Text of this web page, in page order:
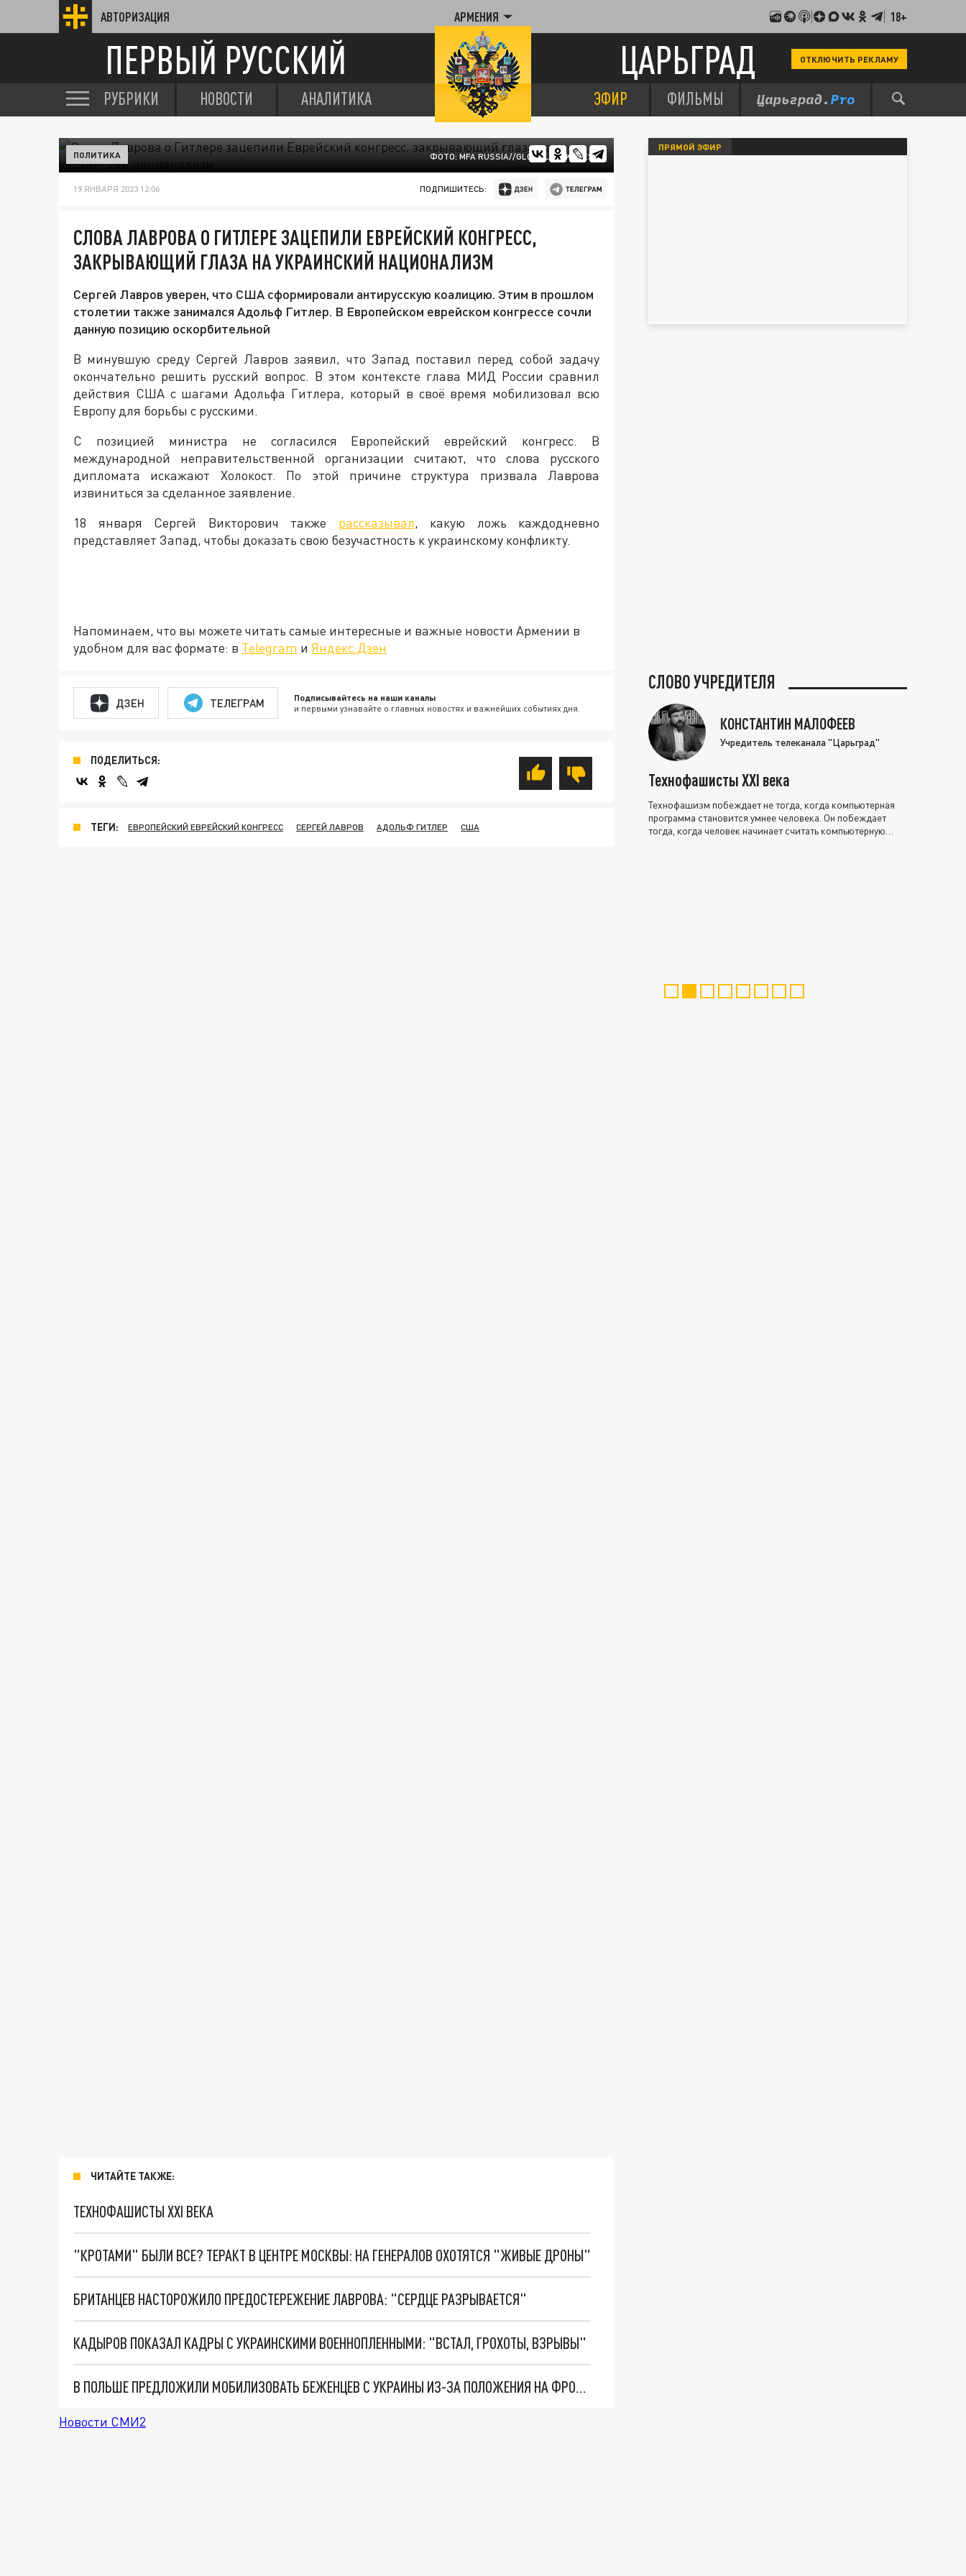
АВТОРИЗАЦИЯ АРМЕНИЯ 18+
ПЕРВЫЙ РУССКИЙ ЦАРЬГРАД ОТКЛЮЧИТЬ РЕКЛАМУ
РУБРИКИ НОВОСТИ АНАЛИТИКА ЭФИР ФИЛЬМЫ
ФОТО: MFA RUSSIA//GLOBALLOOKPRESS
ПОЛИТИКА
19 ЯНВАРЯ 2023 12:06 ПОДПИШИТЕСЬ:
СЛОВА ЛАВРОВА О ГИТЛЕРЕ ЗАЦЕПИЛИ ЕВРЕЙСКИЙ КОНГРЕСС,
ЗАКРЫВАЮЩИЙ ГЛАЗА НА УКРАИНСКИЙ НАЦИОНАЛИЗМ
Сергей Лавров уверен, что США сформировали антирусскую коалицию. Этим в прошлом
столетии также занимался Адольф Гитлер. В Европейском еврейском конгрессе сочли
данную позицию оскорбительной
В минувшую среду Сергей Лавров заявил, что Запад поставил перед собой задачу
окончательно решить русский вопрос. В этом контексте глава МИД России сравнил
действия США с шагами Адольфа Гитлера, который в своё время мобилизовал всю
Европу для борьбы с русскими.
С позицией министра не согласился Европейский еврейский конгресс. В
международной неправительственной организации считают, что слова русского
дипломата искажают Холокост. По этой причине структура призвала Лаврова
извиниться за сделанное заявление.
18 января Сергей Викторович также рассказывал, какую ложь каждодневно
представляет Запад, чтобы доказать свою безучастность к украинскому конфликту.
Напоминаем, что вы можете читать самые интересные и важные новости Армении в
удобном для вас формате: в Telegram и Яндекс.Дзен
ДЗЕН ТЕЛЕГРАМ Подписывайтесь на наши каналы
и первыми узнавайте о главных новостях и важнейших событиях дня.
ПОДЕЛИТЬСЯ:
ТЕГИ: ЕВРОПЕЙСКИЙ ЕВРЕЙСКИЙ КОНГРЕСС СЕРГЕЙ ЛАВРОВ АДОЛЬФ ГИТЛЕР США
ЧИТАЙТЕ ТАКЖЕ:
ТЕХНОФАШИСТЫ XXI ВЕКА
"КРОТАМИ" БЫЛИ ВСЕ? ТЕРАКТ В ЦЕНТРЕ МОСКВЫ: НА ГЕНЕРАЛОВ ОХОТЯТСЯ "ЖИВЫЕ ДРОНЫ"
БРИТАНЦЕВ НАСТОРОЖИЛО ПРЕДОСТЕРЕЖЕНИЕ ЛАВРОВА: "СЕРДЦЕ РАЗРЫВАЕТСЯ"
КАДЫРОВ ПОКАЗАЛ КАДРЫ С УКРАИНСКИМИ ВОЕННОПЛЕННЫМИ: "ВСТАЛ, ГРОХОТЫ, ВЗРЫВЫ"
В ПОЛЬШЕ ПРЕДЛОЖИЛИ МОБИЛИЗОВАТЬ БЕЖЕНЦЕВ С УКРАИНЫ ИЗ-ЗА ПОЛОЖЕНИЯ НА ФРОНТЕ
Новости СМИ2
ПРЯМОЙ ЭФИР
СЛОВО УЧРЕДИТЕЛЯ
КОНСТАНТИН МАЛОФЕЕВ
Учредитель телеканала "Царьград"
Технофашисты XXI века
Технофашизм побеждает не тогда, когда компьютерная
программа становится умнее человека. Он побеждает
тогда, когда человек начинает считать компьютерную